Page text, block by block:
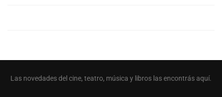
Las novedades del cine, teatro, música y libros las encontrás aquí.